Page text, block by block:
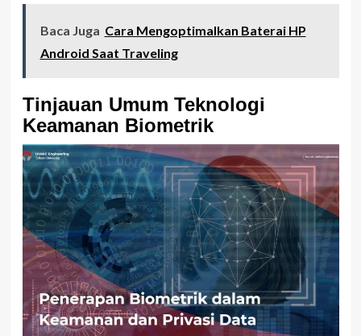
Baca Juga Cara Mengoptimalkan Baterai HP
Android Saat Traveling
Tinjauan Umum Teknologi
Keamanan Biometrik